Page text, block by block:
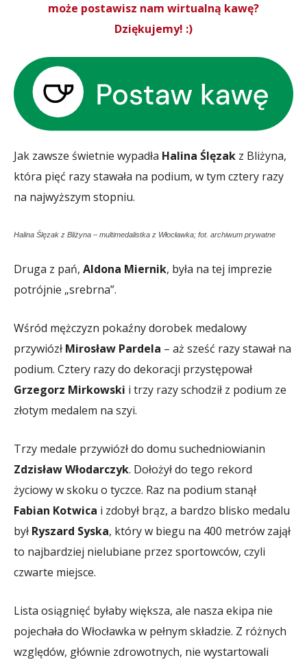
może postawisz nam wirtualną kawę?
Dziękujemy! :)
Jak zawsze świetnie wypadła Halina Ślęzak z Bliżyna,
która pięć razy stawała na podium, w tym cztery razy
na najwyższym stopniu.
Halina Ślęzak z Bliżyna – multimedalistka z Włocławka; fot. archiwum prywatne
Druga z pań, Aldona Miernik, była na tej imprezie
potrójnie „srebrna”.
Wśród mężczyzn pokaźny dorobek medalowy
przywiózł Mirosław Pardela – aż sześć razy stawał na
podium. Cztery razy do dekoracji przystępował
Grzegorz Mirkowski i trzy razy schodził z podium ze
złotym medalem na szyi.
Trzy medale przywiózł do domu suchedniowianin
Zdzisław Włodarczyk. Dołożył do tego rekord
życiowy w skoku o tyczce. Raz na podium stanął
Fabian Kotwica i zdobył brąz, a bardzo blisko medalu
był Ryszard Syska, który w biegu na 400 metrów zajął
to najbardziej nielubiane przez sportowców, czyli
czwarte miejsce.
Lista osiągnięć byłaby większa, ale nasza ekipa nie
pojechała do Włocławka w pełnym składzie. Z różnych
względów, głównie zdrowotnych, nie wystartowali